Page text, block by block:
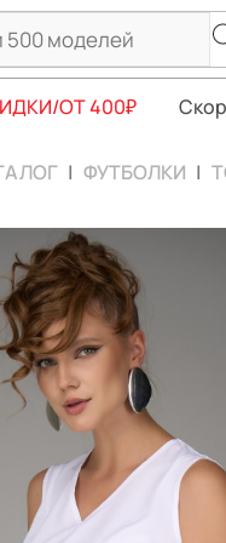
ОТ 400₽
ФУТБОЛКИ